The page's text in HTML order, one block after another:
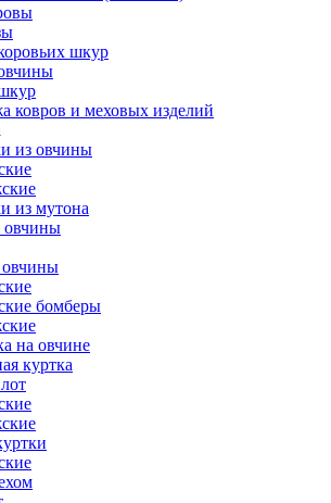
шкур
ковров и меховых изделий
из овчины
из мутона
овчины
овчины
бомберы
на овчине
куртка